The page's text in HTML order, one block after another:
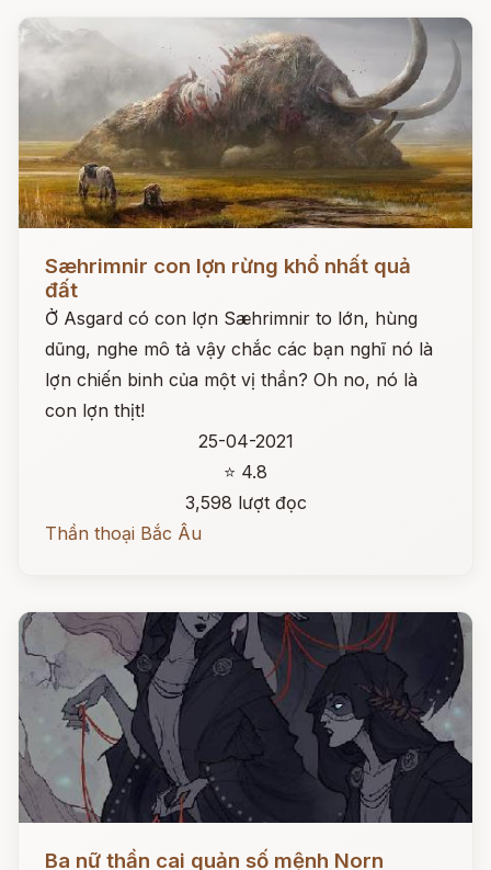
Sæhrimnir con lợn rừng khổ nhất quả
đất
Ở Asgard có con lợn Sæhrimnir to lớn, hùng
dũng, nghe mô tả vậy chắc các bạn nghĩ nó là
lợn chiến binh của một vị thần? Oh no, nó là
con lợn thịt!
25-04-2021
⭐ 4.8
3,598 lượt đọc
Thần thoại Bắc Âu
Ba nữ thần cai quản số mệnh Norn